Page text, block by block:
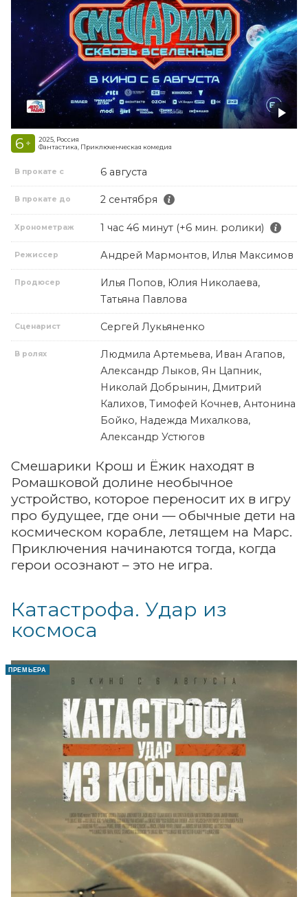
6 +
2025, Россия
Фантастика, Приключенческая комедия
В прокате с 6 августа
В прокате до 2 сентября
Хронометраж 1 час 46 минут (+6 мин. ролики)
Режиссер Андрей Мармонтов, Илья Максимов
Продюсер
Илья Попов, Юлия Николаева,
Татьяна Павлова
Сценарист Сергей Лукьяненко
В ролях
Людмила Артемьева, Иван Агапов,
Александр Лыков, Ян Цапник,
Николай Добрынин, Дмитрий
Калихов, Тимофей Кочнев, Антонина
Бойко, Надежда Михалкова,
Александр Устюгов
Смешарики Крош и Ёжик находят в
Ромашковой долине необычное
устройство, которое переносит их в игру
про будущее, где они — обычные дети на
космическом корабле, летящем на Марс.
Приключения начинаются тогда, когда
герои осознают – это не игра.
Катастрофа. Удар из
космоса
ПРЕМЬЕРА